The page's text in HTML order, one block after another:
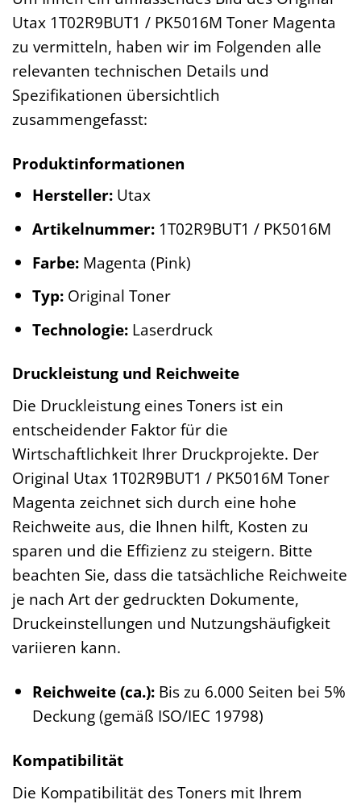
Utax 1T02R9BUT1 / PK5016M Toner Magenta
zu vermitteln, haben wir im Folgenden alle
relevanten technischen Details und
Spezifikationen übersichtlich
zusammengefasst:
Produktinformationen
Hersteller:Utax
Artikelnummer:1T02R9BUT1 / PK5016M
Farbe:Magenta (Pink)
Typ:Original Toner
Technologie:Laserdruck
Druckleistung und Reichweite
Die Druckleistung eines Toners ist ein
entscheidender Faktor für die
Wirtschaftlichkeit Ihrer Druckprojekte. Der
Original Utax 1T02R9BUT1 / PK5016M Toner
Magenta zeichnet sich durch eine hohe
Reichweite aus, die Ihnen hilft, Kosten zu
sparen und die Effizienz zu steigern. Bitte
beachten Sie, dass die tatsächliche Reichweite
je nach Art der gedruckten Dokumente,
Druckeinstellungen und Nutzungshäufigkeit
variieren kann.
Reichweite (ca.):Bis zu 6.000 Seiten bei 5%
Deckung (gemäß ISO/IEC 19798)
Kompatibilität
Die Kompatibilität des Toners mit Ihrem